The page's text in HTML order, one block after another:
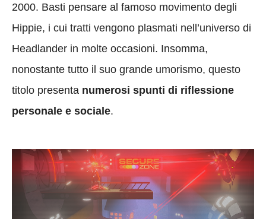
2000. Basti pensare al famoso movimento degli
Hippie, i cui tratti vengono plasmati nell’universo di
Headlander in molte occasioni. Insomma,
nonostante tutto il suo grande umorismo, questo
titolo presenta numerosi spunti di riflessione
personale e sociale.